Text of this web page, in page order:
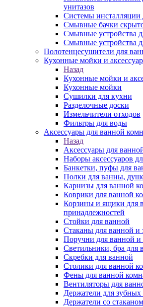
унитазов
Системы инсталляции
Смывные бачки
Смывные устройства
Смывные устройства
Полотенцесушители для
Кухонные мойки и
Назад
Кухонные мойки и
Кухонные мойки
Сушилки для кухни
Разделочные доски
Измельчители отходов
Фильтры для воды
Аксессуары для ванной
Назад
Аксессуары для
Наборы аксессуаров
Банкетки, пуфы для
Полки для ванны,
Карнизы для ванной
Коврики для ванной
Корзины и ящики для
принадлежностей
Стойки для ванной
Стаканы для ванной и
Поручни для ванной и
Светильники, бра для
Скребки для ванной
Столики для ванной
Фены для ванной
Вентиляторы для
Держатели для
Держатели со